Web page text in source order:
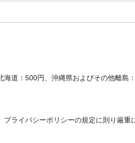
道：500円、沖縄県およびその他離島
ライバシーポリシーの規定に則り厳重